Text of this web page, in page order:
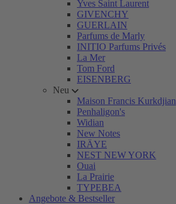
Yves Saint Laurent
GIVENCHY
GUERLAIN
Parfums de Marly
INITIO Parfums Privés
La Mer
Tom Ford
EISENBERG
Neu
Maison Francis Kurkdjian
Penhaligon's
Widian
New Notes
IRÄYE
NEST NEW YORK
Ouai
La Prairie
TYPEBEA
Angebote & Bestseller